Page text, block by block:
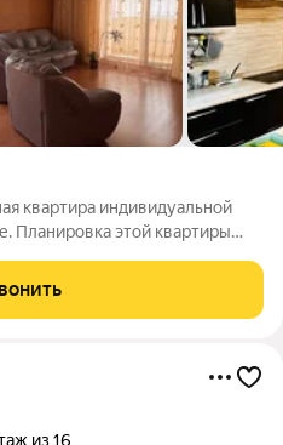
квартира индивидуальной
Планировка этой квартиры
переходящая в холл
из 16